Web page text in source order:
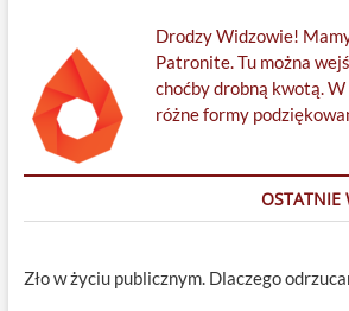
Drodzy Widzowie!
Patronite. Tu można
choćby drobną kwotą.
różne formy
OSTATNIE
Zło w życiu publicznym. Dlaczego